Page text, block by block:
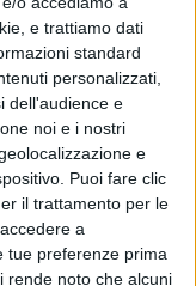
e trattiamo dati
standard
personalizzati,
dell'audience e
noi e i nostri
e
Puoi fare clic
il trattamento per le
a
tue preferenze prima
rende noto che alcuni
tarda mattinata di
Nucleo
contestazione per
del 49enne,
contattato
Giunto sul posto e
la carta
Il